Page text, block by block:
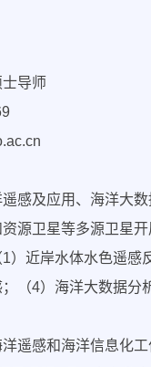
导师
感及应用、海洋大
源卫星等多源卫星
）近岸水体水色遥感
（4）海洋大数据分
遥感和海洋信息化